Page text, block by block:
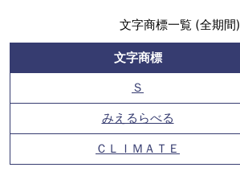
文字商標一覧 (全期間)
文字商標
Ｓ
みえるらべる
ＣＬＩＭＡＴＥ